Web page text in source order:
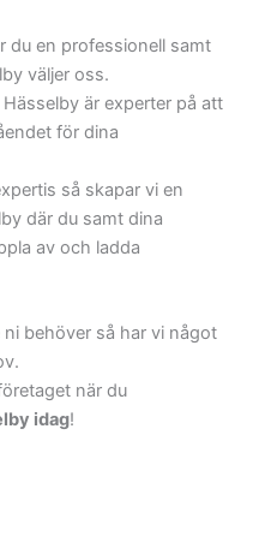
Astrakangatan,
Friherregatan,
Aprikosgatan,
Vindruvsbacken,
Strandväg,
du en professionell samt
väljer oss.
är experter på att
för dina
så skapar vi en
där du samt dina
av och ladda
behöver så har vi något
när du
idag!